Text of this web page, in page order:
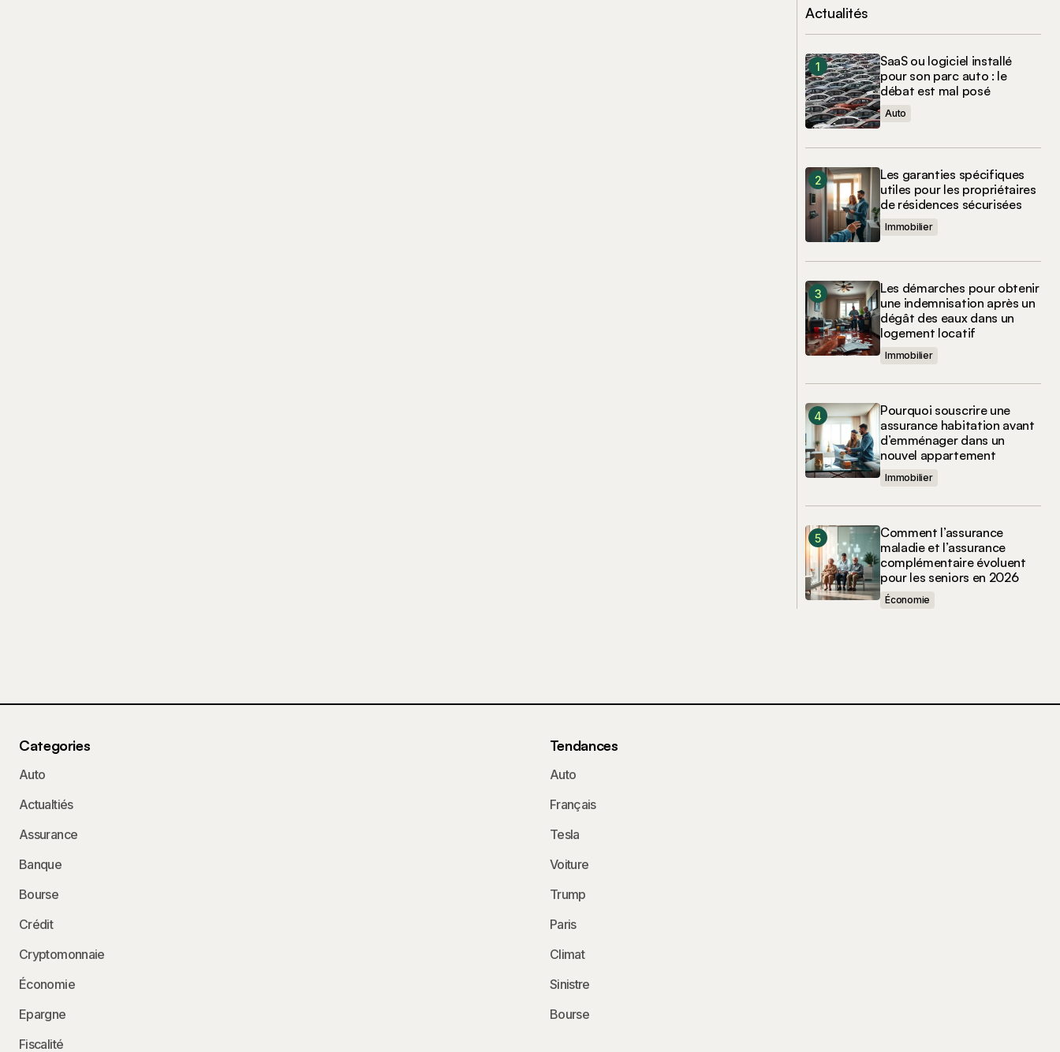
Actualités
SaaS ou logiciel installé
pour son parc auto : le
débat est mal posé
Auto
Les garanties spécifiques
utiles pour les propriétaires
de résidences sécurisées
Immobilier
Les démarches pour obtenir
une indemnisation après un
dégât des eaux dans un
logement locatif
Immobilier
Pourquoi souscrire une
assurance habitation avant
d’emménager dans un
nouvel appartement
Immobilier
Comment l’assurance
maladie et l’assurance
complémentaire évoluent
pour les seniors en 2026
Économie
Categories
Auto
Actualtiés
Assurance
Banque
Bourse
Crédit
Cryptomonnaie
Économie
Epargne
Fiscalité
Tendances
Auto
Français
Tesla
Voiture
Trump
Paris
Climat
Sinistre
Bourse